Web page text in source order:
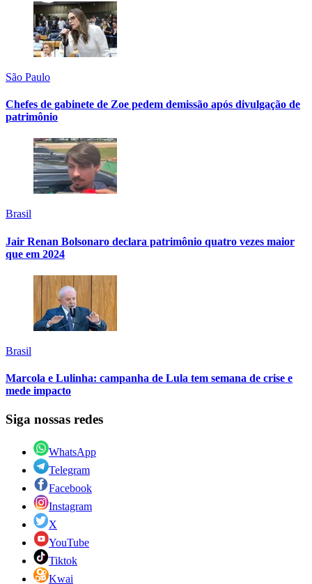
São Paulo
Chefes de gabinete de Zoe pedem demissão após divulgação de
patrimônio
Brasil
Jair Renan Bolsonaro declara patrimônio quatro vezes maior
que em 2024
Brasil
Marcola e Lulinha: campanha de Lula tem semana de crise e
mede impacto
Siga nossas redes
WhatsApp
Telegram
Facebook
Instagram
X
YouTube
Tiktok
Kwai